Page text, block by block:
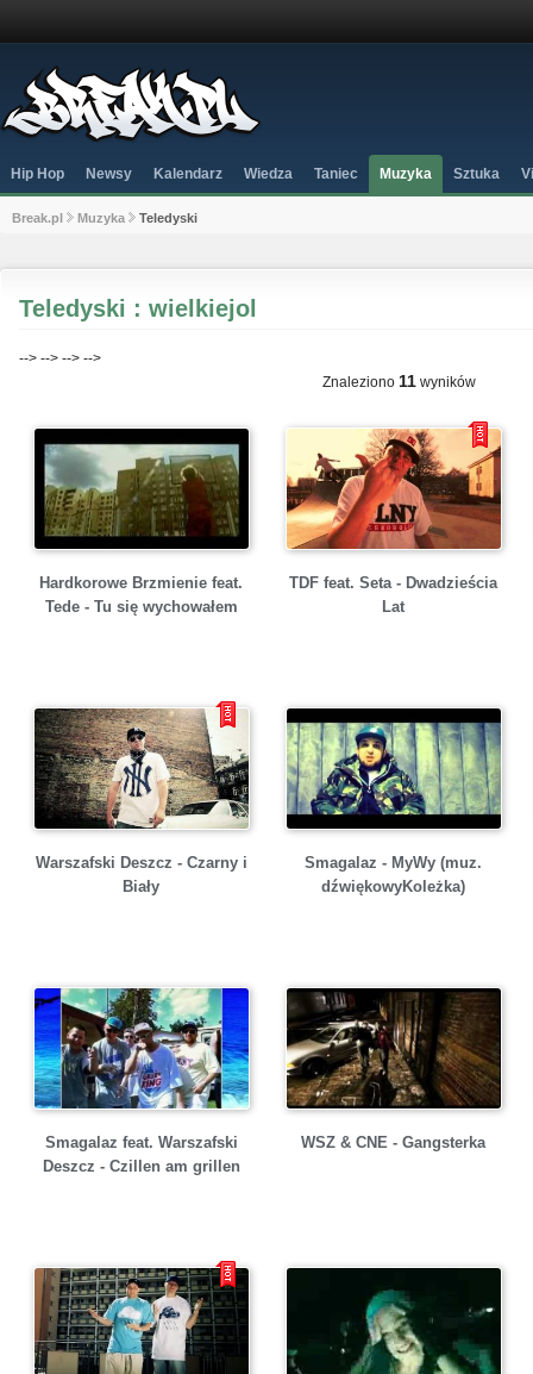
Hip Hop Newsy Kalendarz Wiedza Taniec Muzyka Sztuka
Break.pl Muzyka Teledyski
Teledyski : wielkiejol
--> --> --> -->
Znaleziono 11wyników
Hardkorowe Brzmienie feat.
Tede - Tu się wychowałem
TDF feat. Seta - Dwadzieścia
Lat
Warszafski Deszcz - Czarny i
Biały
Smagalaz - MyWy (muz.
dźwiękowyKoleżka)
Smagalaz feat. Warszafski
Deszcz - Czillen am grillen
WSZ & CNE - Gangsterka